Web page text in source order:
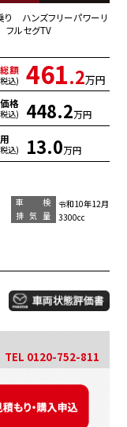
り ハンズフリーパワーリ
ルセグTV
額
込) 461.2万円
格
込) 448.2万円
込) 13.0万円
車 検
令和10年12月
排気量
3300cc
TEL 0120-752-811